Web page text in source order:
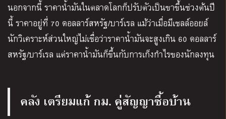
นอกจากนี้ ราคาน้ำมันในตลาดโลกก็ปรับตัวเป็นขาขึ้นช่วงต้นปี
นี้ ราคาอยู่ที่ 70 ดอลลาร์สหรัฐ/บาร์เรล แม้ว่าเมื่อมีเชลล์ออยล์
นักวิเคราะห์ส่วนใหญ่ไม่เชื่อว่าราคาน้ำมันจะสูงเกิน 60 ดอลลาร์
สหรัฐ/บาร์เรล แต่ราคาน้ำมันก็ขึ้นกับการเก็งกำไรของนักลงทุน
คลัง เตรียมแก้ กม. คู่สัญญาซื้อบ้าน